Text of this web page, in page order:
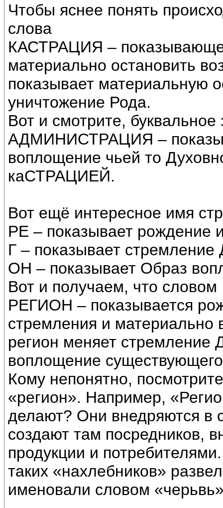
Чтобы яснее понять
слова
КАСТРАЦИЯ –
материально остановить
показывает материальную
уничтожение Рода.
Вот и смотрите, буквальное
АДМИНИСТРАЦИЯ –
воплощение чьей то
каСТРАЦИЕЙ.
Вот ещё интересное имя
РЕ – показывает рождение
Г – показывает стремление
ОН – показывает Образ
Вот и получаем, что словом
РЕГИОН – показывается
стремления и материально
регион меняет стремление
воплощение
Кому непонятно,
«регион». Например,
делают? Они внедряются в
создают там посредников,
продукции и
таких «нахлебников»
именовали словом